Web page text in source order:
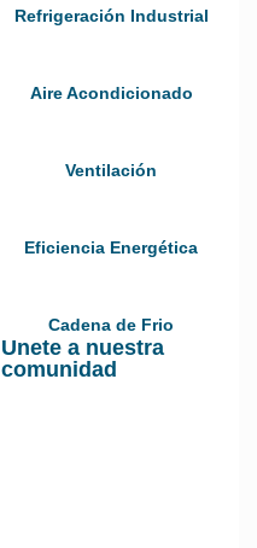
Refrigeración Industrial
Aire Acondicionado
Ventilación
Eficiencia Energética
Cadena de Frio
Unete a nuestra
comunidad